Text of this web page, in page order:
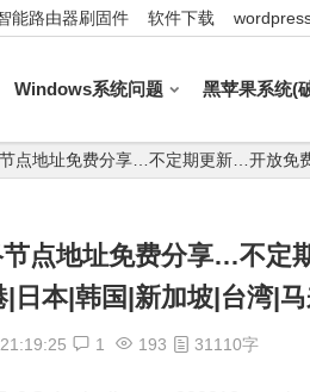
能路由器刷固件 软件下载
Windows系统问题 黑苹果系统(
点地址免费分享…不定期更新…开放免
节点地址免费分享…不定
|日本|韩国|新加坡|台湾|
21:19:25 1 193 31110字